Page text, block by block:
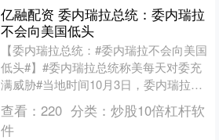
亿融配资 委内瑞拉总统：委内瑞拉
不会向美国低头
【委内瑞拉总统：#委内瑞拉不会向美国
低头#】#委内瑞拉总统称美每天对委充
满威胁#当地时间10月3日，委内瑞拉总
统尼古拉斯·马杜罗在加拉加斯举行的一
场活动中表示，....
查看： 220 分类： 炒股10倍杠杆软
件